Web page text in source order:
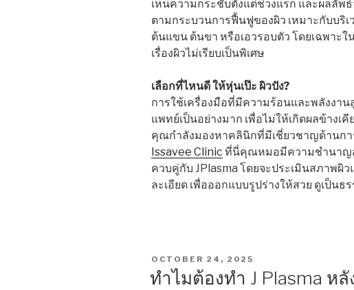
เห็นความกระชับตั้งแต่ช่วงแรก และผลลัพธ์
ตามกระบวนการฟื้นฟูของผิว เหมาะกับบริ
ต้นแขน ต้นขา หรือเอวรอบตัว โดยเฉพาะ
เรื่องผิวไม่เรียบเป็นพิเศษ
เลือกที่ไหนดี ให้หุ่นเป๊ะ ผิวปัง?
การใช้เครื่องมือที่มีความร้อนและพลังงา
แพทย์เป็นอย่างมาก เพื่อไม่ให้เกิดผลข้างเ
คุณกำลังมองหาคลินิกที่มีเชี่ยวชาญด้านก
Issavee Clinic ที่นี่คุณหมอมีความชำนาญ
ควบคู่กับ JPlasma โดยจะประเมินสภาพผิ
ละเอียด เพื่อออกแบบรูปร่างให้สวย ดูเป็น
POSTED
ON
OCTOBER 24, 2025
ทำไมต้องทำ J Plasma ห